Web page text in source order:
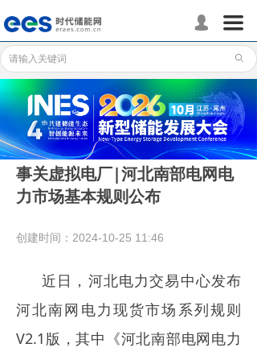
끀
首页
储能分会
储能政策
储能应用
储能技术
标准体系
行业动态
企业动态
国际储能
数据统计
넙
ꄙ
事关虚拟电厂|河北南部电网电
力市场基本规则公布
近日，河北电力交易中心发布
河北南网电力现货市场系列规则
V2.1版，其中《河北南部电网电力
创建时间： 2024-10-25 11:46